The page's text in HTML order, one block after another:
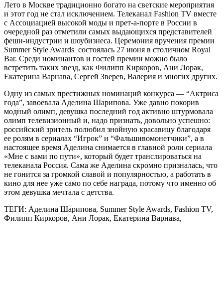
Лето в Москве традиционно богато на светские мероприятия
и этот год не стал исключением. Телеканал Fashion TV вместе
с Ассоциацией высокой моды и прет-а-порте в России в
очередной раз отметили самых выдающихся представителей
фешн-индустрии и шоубизнеса. Церемония вручения премии
Summer Style Awards состоялась 27 июня в столичном Royal
Bar. Среди номинантов и гостей премии можно было
встретить таких звезд, как Филипп Киркоров, Ани Лорак,
Екатерина Варнава, Сергей Зверев, Валерия и многих других.
Одну из самых престижных номинаций конкурса — “Актриса
года”, завоевала Аделина Шарипова. Уже давно покорив
модный олимп, девушка последний год активно штурмовала
олимп телевизионный и, надо признать, довольно успешно:
российский зритель полюбил знойную красавицу благодаря
ее ролям в сериалах “Игрок” и “Фальшивомонетчики”, а в
настоящее время Аделина снимается в главной роли сериала
«Мне с вами по пути», который будет транслироваться на
телеканала Россия. Сама же Аделина скромно призналась, что
не гонится за громкой славой и популярностью, а работать в
кино для нее уже само по себе награда, потому что именно об
этом девушка мечтала с детства.
ТЕГИ: Аделина Шарипова, Summer Style Awards, Fashion TV,
Филипп Киркоров, Ани Лорак, Екатерина Варнава,